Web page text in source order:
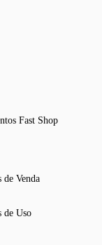
Fast Shop
de Venda
de Uso